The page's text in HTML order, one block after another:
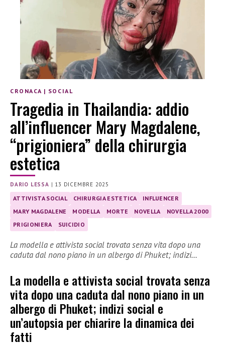
CRONACA | SOCIAL
Tragedia in Thailandia: addio
all’influencer Mary Magdalene,
“prigioniera” della chirurgia
estetica
DARIO LESSA | 13 DICEMBRE 2025
ATTIVISTA SOCIAL CHIRURGIA ESTETICA
INFLUENCER
MARY MAGDALENE
MODELLA MORTE NOVELLA
NOVELLA 2000
PRIGIONIERA
SUICIDIO
La modella e attivista social trovata senza vita dopo una
caduta dal nono piano in un albergo di Phuket; indizi…
La modella e attivista social trovata senza
vita dopo una caduta dal nono piano in un
albergo di Phuket; indizi social e
un’autopsia per chiarire la dinamica dei
fatti